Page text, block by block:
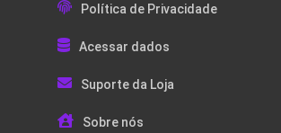
Política de Privacidade
Acessar dados
Suporte da Loja
Sobre nós